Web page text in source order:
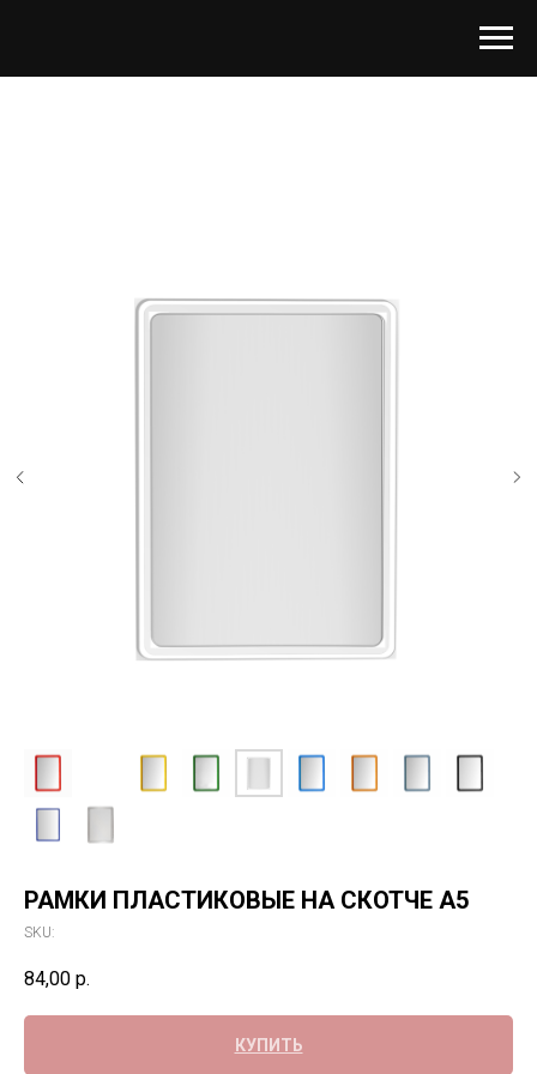
РАМКИ ПЛАСТИКОВЫЕ НА СКОТЧЕ А5
SKU:
84,00 р.
КУПИТЬ